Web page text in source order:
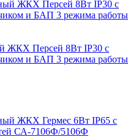
ЖКХ Персей 8Вт IP30 с
и БАП 3 режима работы